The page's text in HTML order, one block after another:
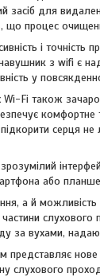
для
що процес
і точність
з wifi є
у
Wi-Fi також
серця не
або
а й
за вухами,
слухового